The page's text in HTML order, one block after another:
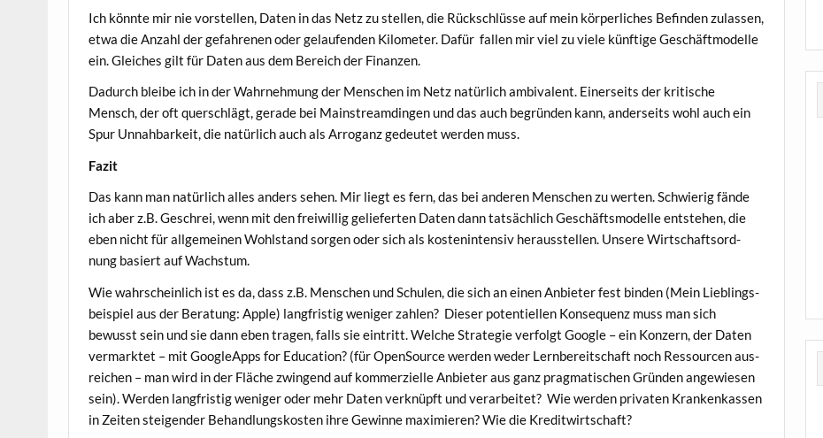
Ich könn­te mir nie vor­stel­len, Daten in das Netz zu stel­len, die Rück­schlüs­se auf mein kör­per­li­ches Befin­den zulas­sen,
etwa die Anzahl der gefah­re­nen oder gelau­fen­den Kilo­me­ter. Dafür fal­len mir viel zu vie­le künf­ti­ge Geschäft­mo­del­le
ein. Glei­ches gilt für Daten aus dem Bereich der Finanzen.
Dadurch blei­be ich in der Wahr­neh­mung der Men­schen im Netz natür­lich ambi­va­lent. Einer­seits der kri­ti­sche
Mensch, der oft quer­schlägt, gera­de bei Main­stream­din­gen und das auch begrün­den kann, ander­seits wohl auch ein
Spur Unnah­bar­keit, die natür­lich auch als Arro­ganz gedeu­tet wer­den muss.
Fazit
Das kann man natür­lich alles anders sehen. Mir liegt es fern, das bei ande­ren Men­schen zu wer­ten. Schwie­rig fän­de
ich aber z.B. Geschrei, wenn mit den frei­wil­lig gelie­fer­ten Daten dann tat­säch­lich Geschäfts­mo­del­le ent­ste­hen, die
eben nicht für all­ge­mei­nen Wohl­stand sor­gen oder sich als kos­ten­in­ten­siv her­aus­stel­len. Unse­re Wirt­schafts­ord­
nung basiert auf Wachstum.
Wie wahr­schein­lich ist es da, dass z.B. Men­schen und Schu­len, die sich an einen Anbie­ter fest bin­den (Mein Lieb­lings­
bei­spiel aus der Bera­tung: Apple) lang­fris­tig weni­ger zah­len? Die­ser poten­ti­el­len Kon­se­quenz muss man sich
bewusst sein und sie dann eben tra­gen, falls sie ein­tritt. Wel­che Stra­te­gie ver­folgt Goog­le – ein Kon­zern, der Daten
ver­mark­tet – mit Goo­g­le­Apps for Edu­ca­ti­on? (für Open­So­ur­ce wer­den weder Lern­be­reit­schaft noch Res­sour­cen aus­
rei­chen – man wird in der Flä­che zwin­gend auf kom­mer­zi­el­le Anbie­ter aus ganz prag­ma­ti­schen Grün­den ange­wie­sen
sein). Wer­den lang­fris­tig weni­ger oder mehr Daten ver­knüpft und ver­ar­bei­tet? Wie wer­den pri­va­ten Kran­ken­kas­sen
in Zei­ten stei­gen­der Behand­lungs­kos­ten ihre Gewin­ne maxi­mie­ren? Wie die Kreditwirtschaft?